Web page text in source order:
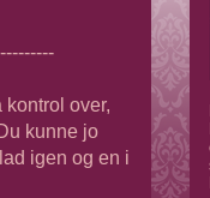
kontrol over,
kunne jo
igen og en i